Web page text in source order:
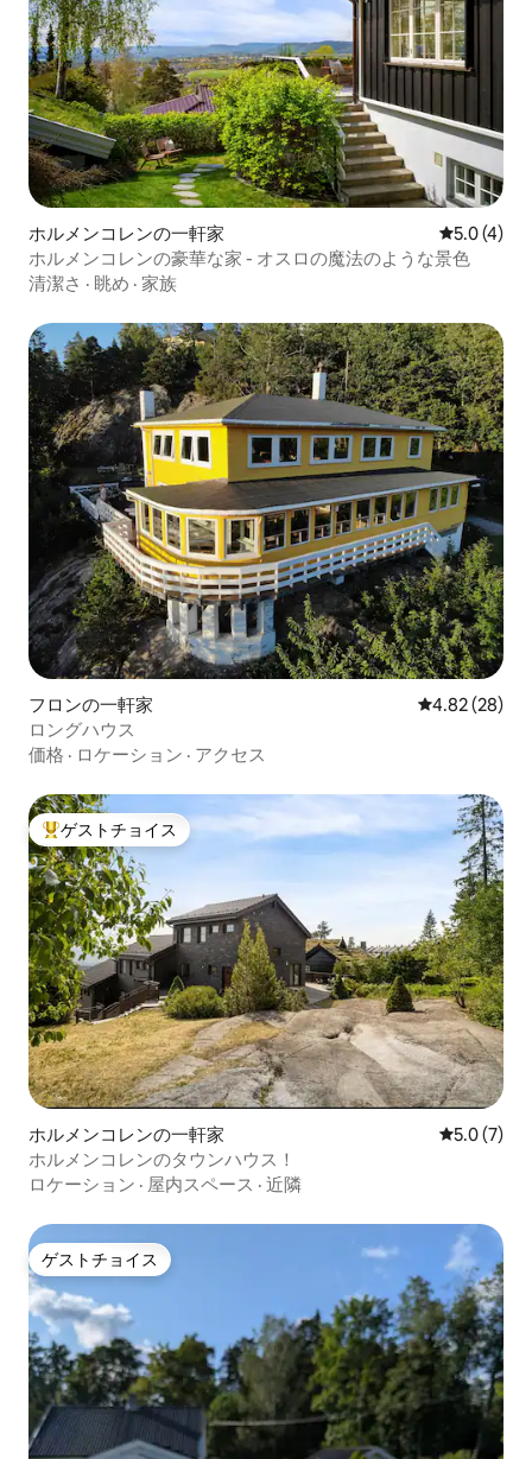
ホルメンコレンの一軒家 レビュー4
5.0 (4)
ホルメンコレンの豪華な家 - オスロの魔法のような景色
清潔さ · 眺め · 家族
フロンの一軒家 レビュー28
4.82 (28)
ロングハウス
価格 · ロケーション · アクセス
大好評のゲストチョイスです。
ゲストチョイス
ホルメンコレンの一軒家 レビュー7
5.0 (7)
ホルメンコレンのタウンハウス！
ロケーション · 屋内スペース · 近隣
ゲストチョイス
ゲストチョイス